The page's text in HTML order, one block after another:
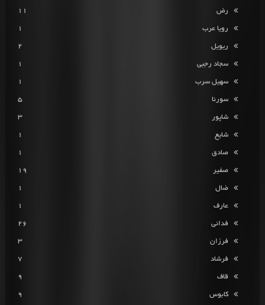
رض 11
رویا عرب 1
ریویل 2
سجاد رجبی 1
سهیل سرب 1
سورنا 5
شاپور 3
شایع 1
صادق 1
صفیر 19
ضال 1
عارف 1
فدائی 26
فرزان 3
فرشاد 7
قاف 9
کابوس 9